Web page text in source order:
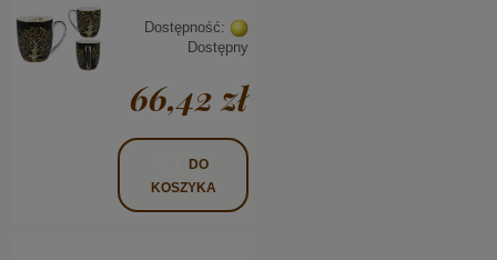
Dostępność:
Dostępny
66,42 zł
DO
KOSZYKA